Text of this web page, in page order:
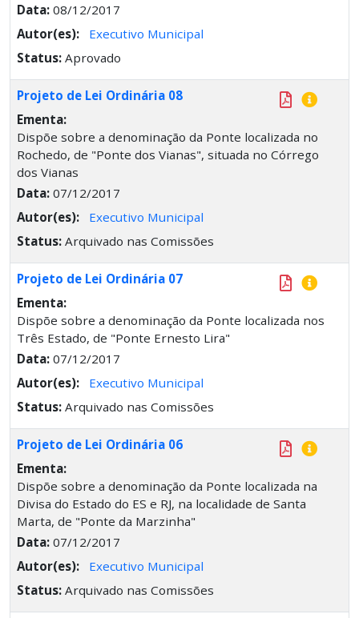
Data: 08/12/2017
Autor(es):
Executivo Municipal
Status: Aprovado
Projeto de Lei Ordinária 08
Ementa:
Dispõe sobre a denominação da Ponte localizada no
Rochedo, de "Ponte dos Vianas", situada no Córrego
dos Vianas
Data: 07/12/2017
Autor(es):
Executivo Municipal
Status: Arquivado nas Comissões
Projeto de Lei Ordinária 07
Ementa:
Dispõe sobre a denominação da Ponte localizada nos
Três Estado, de "Ponte Ernesto Lira"
Data: 07/12/2017
Autor(es):
Executivo Municipal
Status: Arquivado nas Comissões
Projeto de Lei Ordinária 06
Ementa:
Dispõe sobre a denominação da Ponte localizada na
Divisa do Estado do ES e RJ, na localidade de Santa
Marta, de "Ponte da Marzinha"
Data: 07/12/2017
Autor(es):
Executivo Municipal
Status: Arquivado nas Comissões